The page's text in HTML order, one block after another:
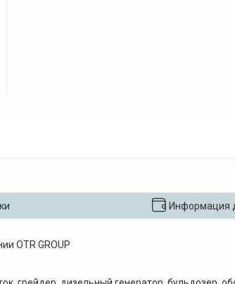
Информация
OTR GROUP